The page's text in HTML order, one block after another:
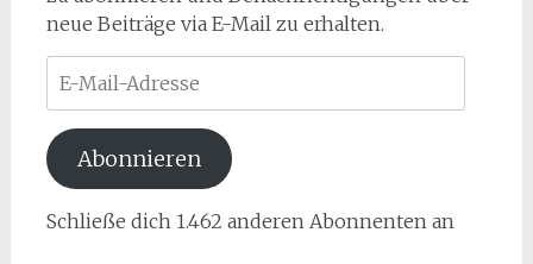
neue Beiträge via E-Mail zu erhalten.
Mail-
Adresse
Abonnieren
Schließe dich 1.462 anderen Abonnenten an